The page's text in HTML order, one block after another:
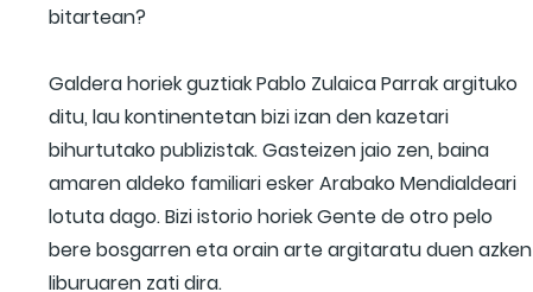
bitartean?
Galdera horiek guztiak Pablo Zulaica Parrak argituko
ditu, lau kontinentetan bizi izan den kazetari
bihurtutako publizistak. Gasteizen jaio zen, baina
amaren aldeko familiari esker Arabako Mendialdeari
lotuta dago. Bizi istorio horiek Gente de otro pelo
bere bosgarren eta orain arte argitaratu duen azken
liburuaren zati dira.